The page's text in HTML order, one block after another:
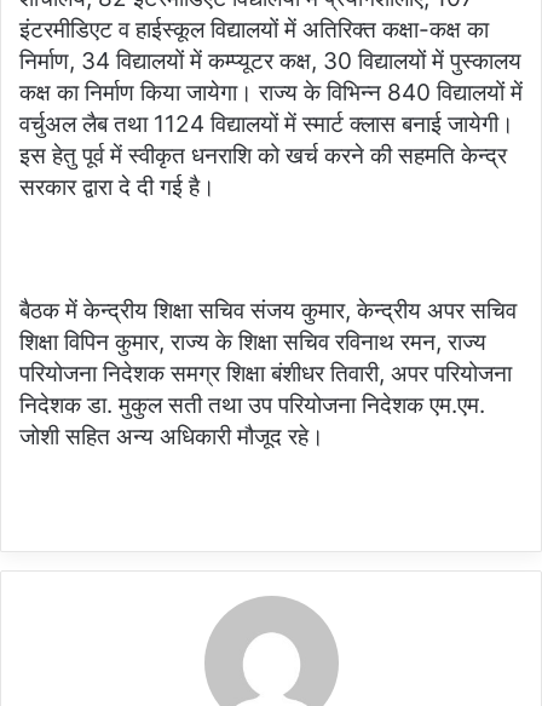
इंटरमीडिएट व हाईस्कूल विद्यालयों में अतिरिक्त कक्षा-कक्ष का
निर्माण, 34 विद्यालयों में कम्प्यूटर कक्ष, 30 विद्यालयों में पुस्कालय
कक्ष का निर्माण किया जायेगा। राज्य के विभिन्न 840 विद्यालयों में
वर्चुअल लैब तथा 1124 विद्यालयों में स्मार्ट क्लास बनाई जायेगी।
इस हेतु पूर्व में स्वीकृत धनराशि को खर्च करने की सहमति केन्द्र
सरकार द्वारा दे दी गई है।
बैठक में केन्द्रीय शिक्षा सचिव संजय कुमार, केन्द्रीय अपर सचिव
शिक्षा विपिन कुमार, राज्य के शिक्षा सचिव रविनाथ रमन, राज्य
परियोजना निदेशक समग्र शिक्षा बंशीधर तिवारी, अपर परियोजना
निदेशक डा. मुकुल सती तथा उप परियोजना निदेशक एम.एम.
जोशी सहित अन्य अधिकारी मौजूद रहे।